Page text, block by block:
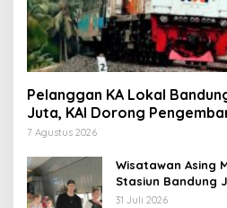
Pelanggan KA Lokal
Juta, KAI Dorong
Berbasis Kebutuhan
7 Agustus 2026
Wisatawan Asing
Stasiun Bandung
Jawa Barat
31 Juli 2026